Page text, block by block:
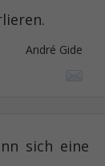
André Gide
sich eine